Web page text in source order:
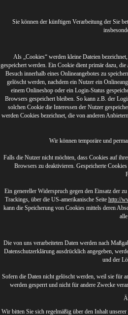
Sie können der künftigen Verarbeitung der Sie
Als „Cookies“ werden kleine Dateien
gespeichert werden. Ein Cookie dient primär dazu,
Besuch innerhalb eines Onlineangebotes zu
gelöscht werden, nachdem ein Nutzer ein
einem Onlineshop oder ein Login-Status
Browsers gespeichert bleiben. So kann z.B. der
solchen Cookie die Interessen der Nutzer
werden Cookies bezeichnet, die von anderen
Wir können temporäre und
Falls die Nutzer nicht möchten, dass Cookies auf
Browsers zu deaktivieren. Gespeicherte
Ein genereller Widerspruch gegen den Einsatz der
Trackings, über die US-amerikanische Seite http://
kann die Speicherung von Cookies mittels deren
Die von uns verarbeiteten Daten werden nach
Datenschutzerklärung ausdrücklich angegeben,
und der
Sofern die Daten nicht gelöscht werden, weil sie für
werden gesperrt und nicht für andere Zwecke
Wir bitten Sie sich regelmäßig über den Inhalt